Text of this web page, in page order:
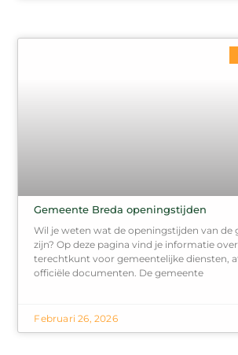
Gemeente Breda openingstijden
Wil je weten wat de openingstijden van de
zijn? Op deze pagina vind je informatie
terechtkunt voor gemeentelijke diensten,
officiële documenten. De gemeente
Februari 26, 2026